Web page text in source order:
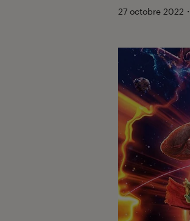
27 octobre 2022 ・